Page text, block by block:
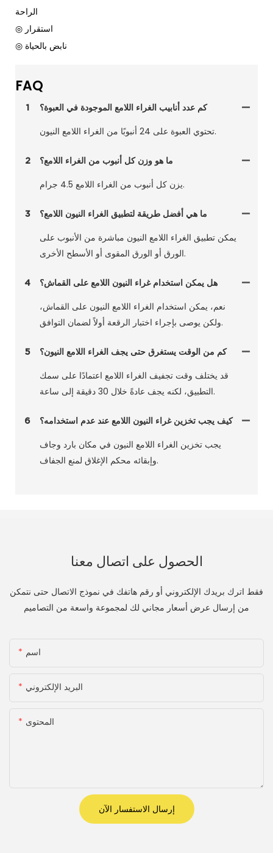
◎ استقرار
◎ نابض بالحياة
FAQ
1 كم عدد أنابيب الغراء اللامع الموجودة في العبوة؟
تحتوي العبوة على 24 أنبوبًا من الغراء اللامع النيون.
2 ما هو وزن كل أنبوب من الغراء اللامع؟
يزن كل أنبوب من الغراء اللامع 4.5 جرام.
3 ما هي أفضل طريقة لتطبيق الغراء النيون اللامع؟
يمكن تطبيق الغراء اللامع النيون مباشرة من الأنبوب على
الورق أو الورق المقوى أو الأسطح الأخرى.
4 هل يمكن استخدام غراء النيون اللامع على القماش؟
نعم، يمكن استخدام الغراء اللامع النيون على القماش،
ولكن يوصى بإجراء اختبار الرقعة أولاً لضمان التوافق.
5 كم من الوقت يستغرق حتى يجف الغراء اللامع النيون؟
قد يختلف وقت تجفيف الغراء اللامع اعتمادًا على سمك
التطبيق، لكنه يجف عادةً خلال 30 دقيقة إلى ساعة.
6 كيف يجب تخزين غراء النيون اللامع عند عدم استخدامه؟
يجب تخزين الغراء اللامع النيون في مكان بارد وجاف
وإبقائه محكم الإغلاق لمنع الجفاف.
الحصول على اتصال معنا
فقط اترك بريدك الإلكتروني أو رقم هاتفك في نموذج الاتصال حتى نتمكن
من إرسال عرض أسعار مجاني لك لمجموعة واسعة من التصاميم
اسم
البريد الإلكتروني
المحتوى
إرسال الاستفسار الآن